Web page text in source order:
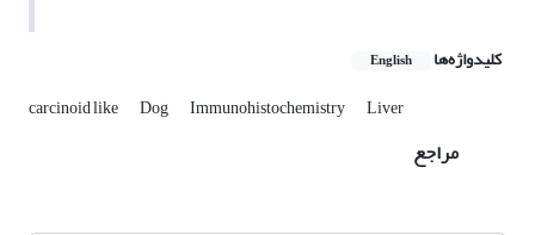
کلیدواژه‌ها English
carcinoid like Dog Immunohistochemistry Liver
مراجع